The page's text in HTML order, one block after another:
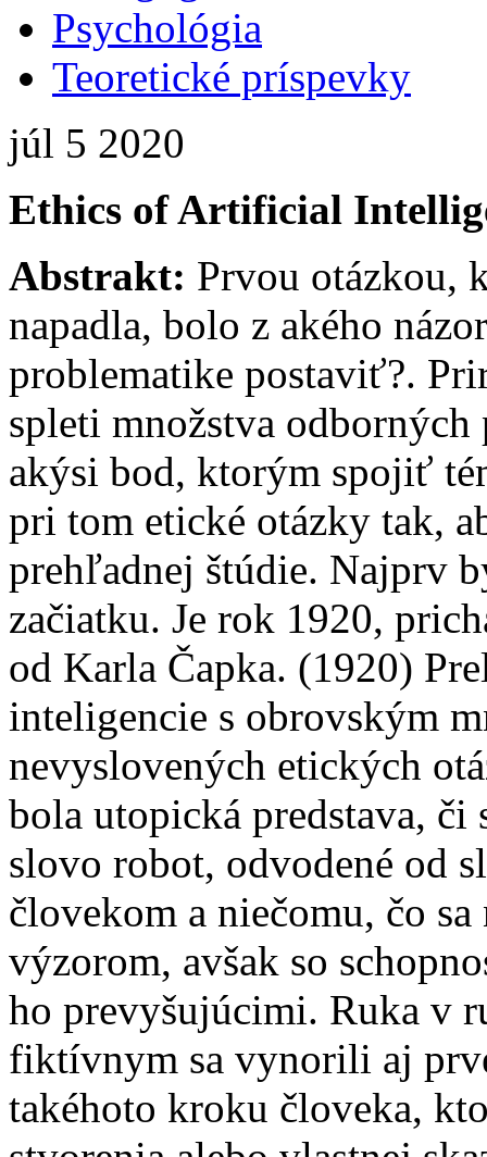
Psychológia
Teoretické príspevky
júl 5 2020
Ethics of Artificial
Abstrakt: Prvou otázkou,
napadla, bolo z akého
problematike postaviť?.
spleti množstva
akýsi bod, ktorým spojiť
pri tom etické otázky tak,
prehľadnej štúdie. Najprv
začiatku. Je rok 1920,
od Karla Čapka. (1920)
inteligencie s obrovským
nevyslovených etických
bola utopická predstava,
slovo robot, odvodené od
človekom a niečomu, čo
výzorom, avšak so
ho prevyšujúcimi. Ruka v
fiktívnym sa vynorili aj
takéhoto kroku človeka,